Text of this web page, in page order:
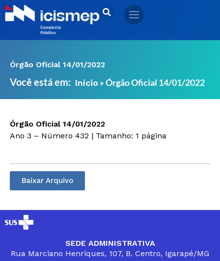
Ir
para
Órgão Oficial 14/01/2022
Você está em: Início »Órgão Oficial 14/01/2022
Órgão Oficial 14/01/2022
Ano 3 – Número 432 | Tamanho: 1 página
Baixar Arquivo
SEDE ADMINISTRATIVA
Rua Marciano Henriques, 107, B. Centro, Igarapé/MG